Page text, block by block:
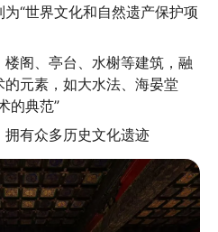
“世界文化和自然遗产保护项
阁、亭台、水榭等建筑，融
元素，如大水法、海晏堂
的典范”
有众多历史文化遗迹